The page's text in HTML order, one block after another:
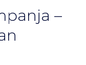
–